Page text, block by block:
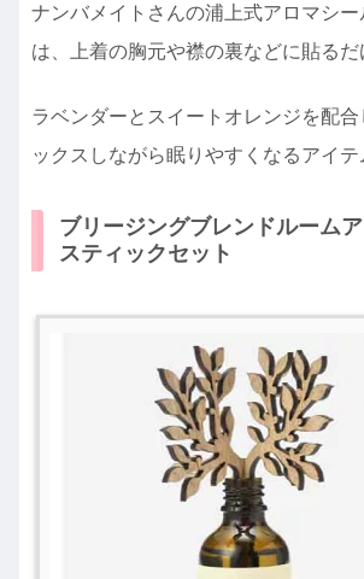
ナンバメイトさんの浦上式アロマシ
は、上着の胸元や襟の裏などに貼るだ
ラベンダーとスイートオレンジを配
ックスしながら眠りやすくなるアイテ
ブリージングブレンドルーム
スティックセット